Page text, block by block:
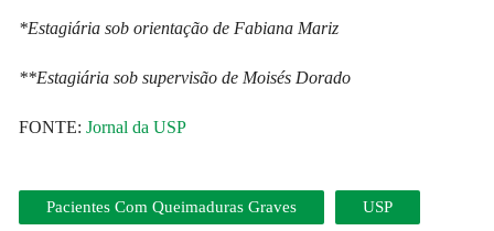
*Estagiária sob orientação de Fabiana Mariz
**Estagiária sob supervisão de Moisés Dorado
FONTE:Jornal da USP
Pacientes Com Queimaduras Graves USP